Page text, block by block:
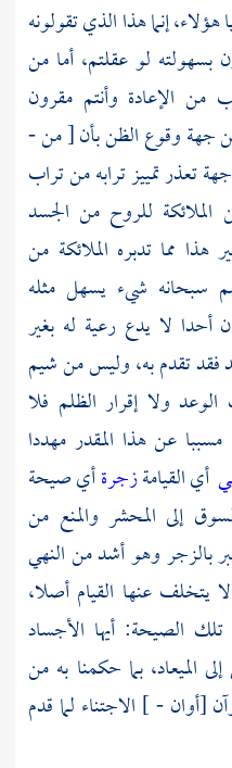
هؤلاء، إنما هذا الذي تقولونه
بسهولته لو عقلتم، أما من
من الإعادة وأنتم مقرون
من جهة وقوع الظن بأن [ من -
تعذر تمييز ترابه من تراب
الملائكة للروح من الجسد
مما تدبره الملائكة من
سبحانه شيء يسهل مثله
أحدا لا يدع رعية له بغير
تقدم به، وليس من شيم
ولا إقرار الظلم فلا
عن هذا المقدر مهددا
أي القيامةزجرةأي صيحة
إلى المحشر والمنع من
بالزجر وهو أشد من النهي
يتخلف عنها القيام أصلا،
الصيحة: أيها الأجساد
الميعاد، بما حكمنا به من
[أوان - ] الاجتناء لما قدم